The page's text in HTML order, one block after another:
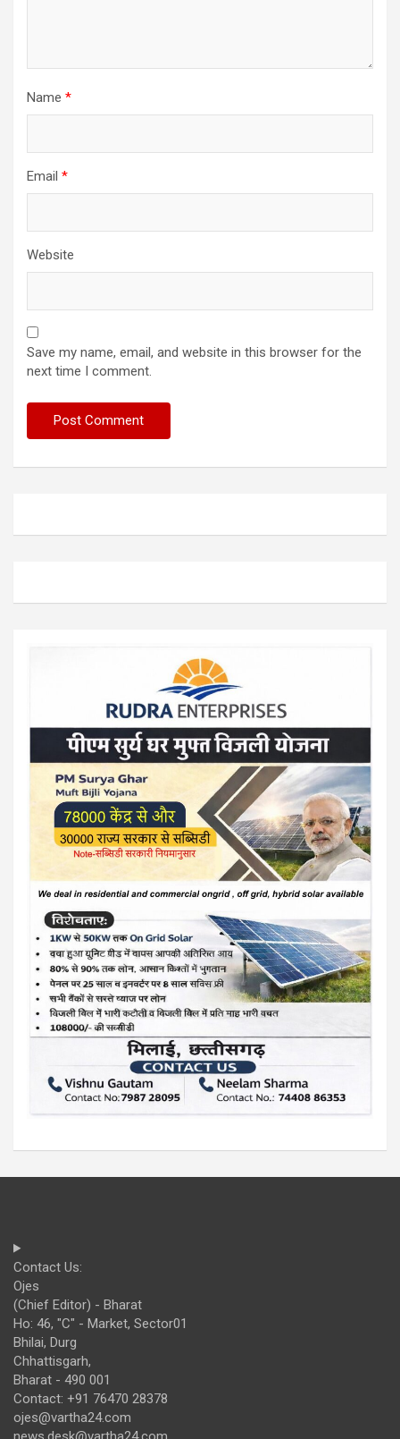
Name *
Email *
Website
Save my name, email, and website in this browser for the
next time I comment.
Contact Us:
Ojes
(Chief Editor) - Bharat
Ho: 46, "C" - Market, Sector01
Bhilai, Durg
Chhattisgarh,
Bharat - 490 001
Contact: +91 76470 28378
ojes@vartha24.com